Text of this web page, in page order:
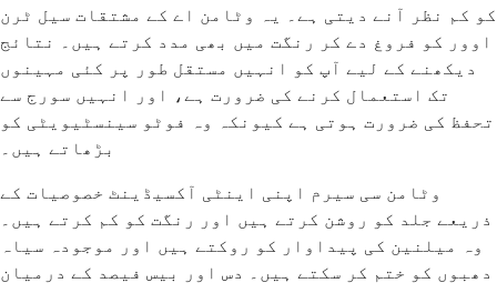
کو کم نظر آنے دیتی ہے۔ یہ وٹامن اے کے مشتقات سیل ٹرن
اوور کو فروغ دے کر رنگت میں بھی مدد کرتے ہیں۔ نتائج
دیکھنے کے لیے آپ کو انہیں مستقل طور پر کئی مہینوں
تک استعمال کرنے کی ضرورت ہے، اور انہیں سورج سے
تحفظ کی ضرورت ہوتی ہے کیونکہ وہ فوٹو سینسٹیویٹی کو
بڑھاتے ہیں۔
وٹامن سی سیرم اپنی اینٹی آکسیڈینٹ خصوصیات کے
ذریعے جلد کو روشن کرتے ہیں اور رنگت کو کم کرتے ہیں۔
وہ میلنین کی پیداوار کو روکتے ہیں اور موجودہ سیاہ
دھبوں کو ختم کر سکتے ہیں۔ دس اور بیس فیصد کے درمیان